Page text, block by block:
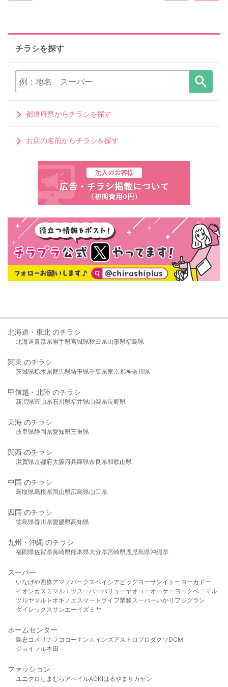
チラシを探す
都道府県からチラシを探す
お店の名前からチラシを探す
北海道・東北 のチラシ
北海道青森県岩手県宮城県秋田県山形県福島県
関東 のチラシ
茨城県栃木県群馬県埼玉県千葉県東京都神奈川県
甲信越・北陸 のチラシ
新潟県富山県石川県福井県山梨県長野県
東海 のチラシ
岐阜県静岡県愛知県三重県
関西 のチラシ
滋賀県京都府大阪府兵庫県奈良県和歌山県
中国 のチラシ
鳥取県島根県岡山県広島県山口県
四国 のチラシ
徳島県香川県愛媛県高知県
九州・沖縄 のチラシ
福岡県佐賀県長崎県熊本県大分県宮崎県鹿児島県沖縄県
スーパー
いなげや西條アマノパークスベイシア ビッグヨーサンイトーヨーカドー
イオンカスミ マルエツスーパーバリューヤオコーオーケー ヨークベニマル
ツルヤマルト オギノ エスマート ライフ業務スーパーいかり フジグラン
ダイレックスサンエーイズミヤ
ホームセンター
島忠 コメリ ナフコ コーナンカインズアストロプロダクツDCM
ジョイフル本田
ファッション
ユニクロ しまむら アベイルAOKIはるやま サカゼン